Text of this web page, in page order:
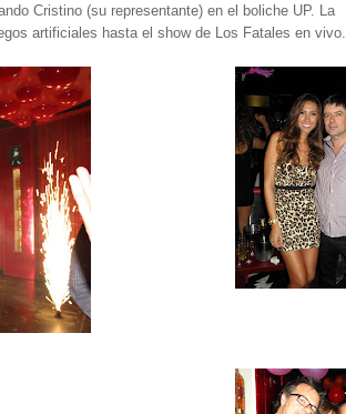
Cristino (su representante) en el boliche UP. La
artificiales hasta el show de Los Fatales en vivo.